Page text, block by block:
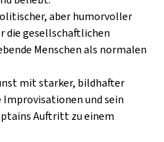
aber humorvoller
gesellschaftlichen
Menschen als normalen
mit starker, bildhafter
Improvisationen und sein
Auftritt zu einem